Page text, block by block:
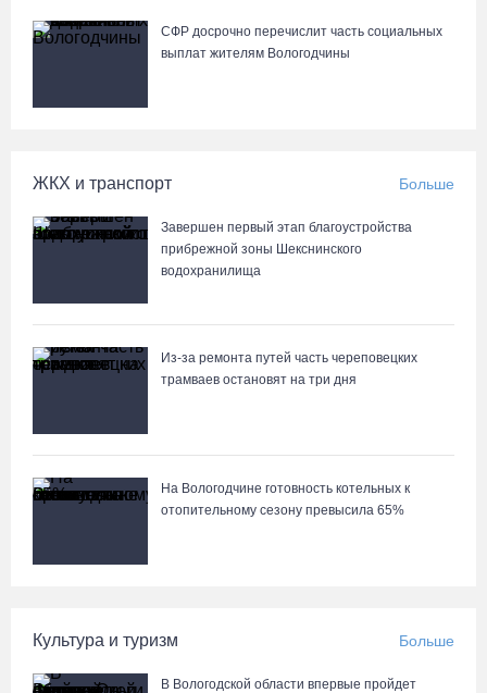
СФР досрочно перечислит часть социальных
выплат жителям Вологодчины
ЖКХ и транспорт Больше
Завершен первый этап благоустройства
прибрежной зоны Шекснинского
водохранилища
Из-за ремонта путей часть череповецких
трамваев остановят на три дня
На Вологодчине готовность котельных к
отопительному сезону превысила 65%
Культура и туризм Больше
В Вологодской области впервые пройдет